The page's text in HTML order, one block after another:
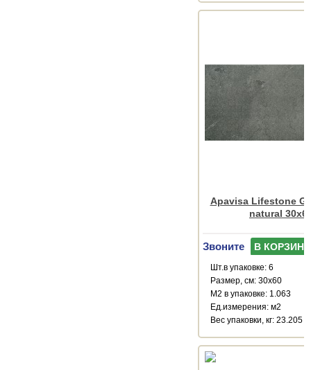
Apavisa Lifestone
natural
Звоните В КОРЗИНУ
Шт.в упаковке: 6
Размер, см: 30x60
М2 в упаковке: 1.063
Ед.измерения: м2
Веc упаковки, кг: 23.205